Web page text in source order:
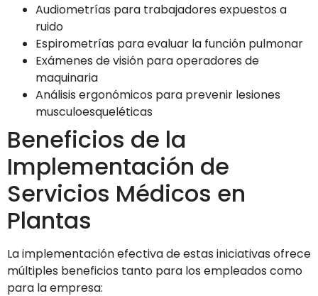
Audiometrías para trabajadores expuestos a
ruido
Espirometrías para evaluar la función pulmonar
Exámenes de visión para operadores de
maquinaria
Análisis ergonómicos para prevenir lesiones
musculoesqueléticas
Beneficios de la
Implementación de
Servicios Médicos en
Plantas
La implementación efectiva de estas iniciativas ofrece
múltiples beneficios tanto para los empleados como
para la empresa: